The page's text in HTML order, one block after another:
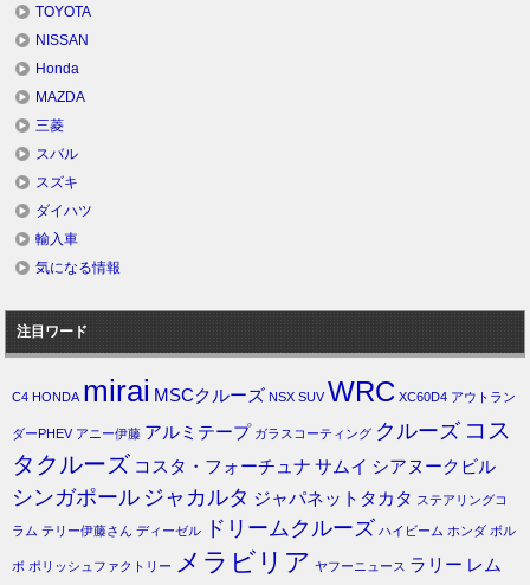
TOYOTA
NISSAN
Honda
MAZDA
三菱
スバル
スズキ
ダイハツ
輸入車
気になる情報
注目ワード
C4 HONDA mirai MSCクルーズ NSX SUV WRC XC60D4 アウトラン
ダーPHEV アニー伊藤 アルミテープ ガラスコーティング クルーズ コス
タクルーズ コスタ・フォーチュナ サムイ シアヌークビル
シンガポール ジャカルタ ジャパネットタカタ ステアリングコ
ラム テリー伊藤さん ディーゼル ドリームクルーズ ハイビーム ホンダ ボル
ボ ポリッシュファクトリー メラビリア ヤフーニュース ラリー レム